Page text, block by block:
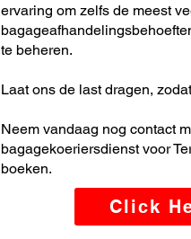
ervaring om zelfs de meest
te beheren.
Laat ons de last dragen,
Neem vandaag nog contact
bagagekoeriersdienst voor
boeken.
Click